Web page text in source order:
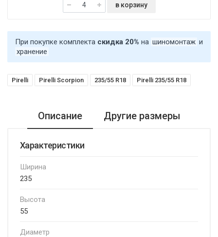
в корзину
При покупке комплекта скидка 20% на шиномонтаж и
хранение
Pirelli Pirelli Scorpion 235/55 R18 Pirelli 235/55 R18
Описание Другие размеры
Характеристики
Ширина
235
Высота
55
Диаметр